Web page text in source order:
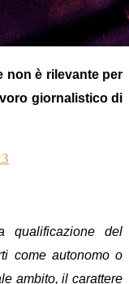
non è rilevante per
giornalistico di
qualificazione del
come autonomo o
ambito, il carattere